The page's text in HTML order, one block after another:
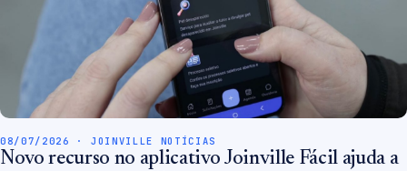
08/07/2026 · JOINVILLE NOTÍCIAS
Novo recurso no aplicativo Joinville Fácil ajuda a